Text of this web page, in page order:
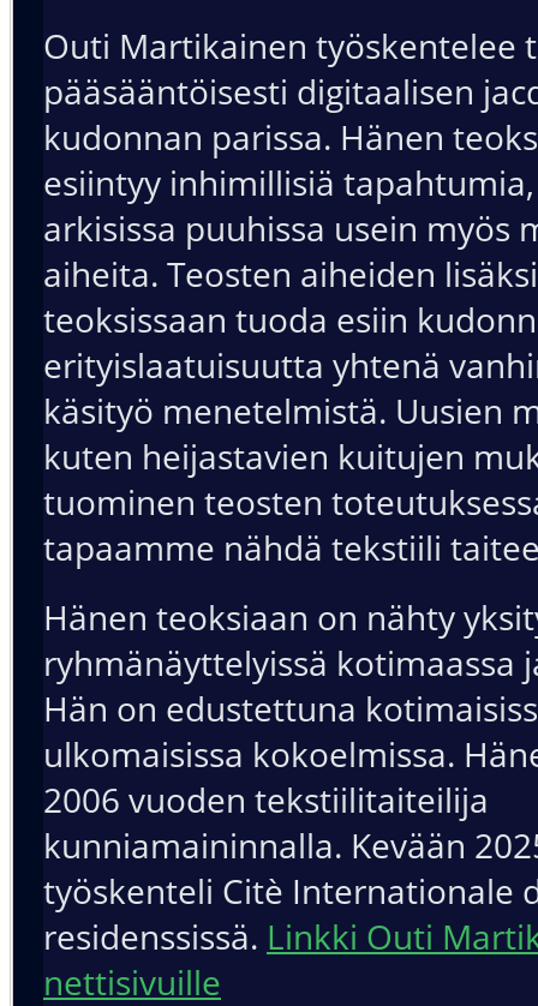
Outi Martikainen työskentelee
pääsääntöisesti digitaalisen
kudonnan parissa. Hänen
esiintyy inhimillisiä
arkisissa puuhissa usein myös
aiheita. Teosten aiheiden
teoksissaan tuoda esiin
erityislaatuisuutta yhtenä
käsityö menetelmistä. Uusien
kuten heijastavien kuitujen
tuominen teosten
tapaamme nähdä tekstiili
Hänen teoksiaan on nähty
ryhmänäyttelyissä kotimaassa
Hän on edustettuna
ulkomaisissa kokoelmissa.
2006 vuoden tekstiilitaiteilija
kunniamaininnalla. Kevään
työskenteli Citè Internationale
residenssissä. Linkki Outi
nettisivuille